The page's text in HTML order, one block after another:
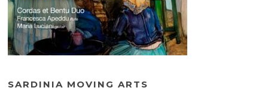
SARDINIA MOVING ARTS